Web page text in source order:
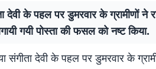
देवी के पहल पर डुमरवार के ग्रामीणों ने
गयी पोस्ता की फसल को नष्ट किया.
संगीता देवी के पहल पर डुमरवार के